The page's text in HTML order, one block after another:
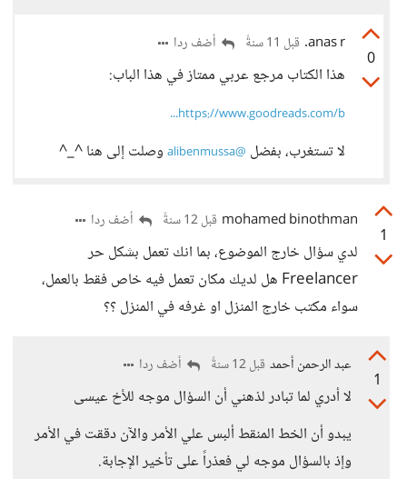
0
anas r. قبل 11 سنةً أضف ردا
هذا الكتاب مرجع عربي ممتاز في هذا الباب:
https://www.goodreads.com/b...
لا تستغرب، بفضل @alibenmussa وصلت إلى هنا ^_^
1
mohamed binothman قبل 12 سنةً أضف ردا
لدي سؤال خارج الموضوع، بما انك تعمل بشكل حر
Freelancer هل لديك مكان تعمل فيه خاص فقط بالعمل،
سواء مكتب خارج المنزل او غرفه في المنزل ؟؟
1
عبد الرحمن أحمد قبل 12 سنةً أضف ردا
لا أدري لما تبادر لذهني أن السؤال موجه للأخ عيسى
يبدو أن الخط المنقط ألبس علي الأمر والآن دققت في الأمر
وإذ بالسؤال موجه لي فعذراً على تأخير الإجابة.